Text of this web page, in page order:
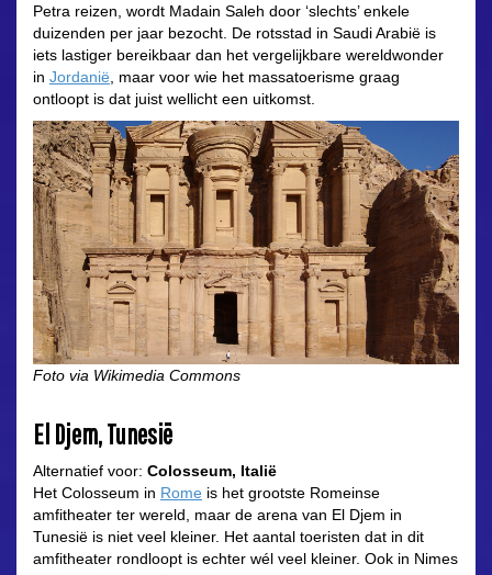
Petra reizen, wordt Madain Saleh door ‘slechts’ enkele
duizenden per jaar bezocht. De rotsstad in Saudi Arabië is
iets lastiger bereikbaar dan het vergelijkbare wereldwonder
in Jordanië , maar voor wie het massatoerisme graag
ontloopt is dat juist wellicht een uitkomst.
Foto via Wikimedia Commons
El Djem, Tunesië
Alternatief voor: Colosseum, Italië
Het Colosseum in Rome is het grootste Romeinse
amfitheater ter wereld, maar de arena van El Djem in
Tunesië is niet veel kleiner. Het aantal toeristen dat in dit
amfitheater rondloopt is echter wél veel kleiner. Ook in Nimes